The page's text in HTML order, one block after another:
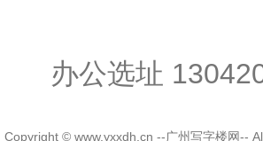
办公选址
Copyright © www.yxxdh.cn --广州写字楼网--